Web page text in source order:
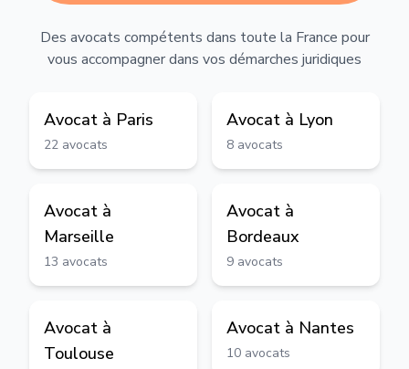
Des avocats compétents dans toute la France pour
vous accompagner dans vos démarches juridiques
Avocat à Paris
22 avocats
Avocat à Lyon
8 avocats
Avocat à
Marseille
13 avocats
Avocat à
Bordeaux
9 avocats
Avocat à
Toulouse
Avocat à Nantes
10 avocats